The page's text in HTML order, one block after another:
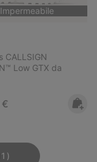
Impermeabile
CALLSIGN
Low GTX da
€